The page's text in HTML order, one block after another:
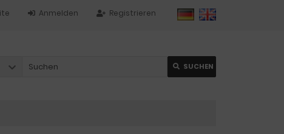
Registrieren
Anmelden
SUCHEN